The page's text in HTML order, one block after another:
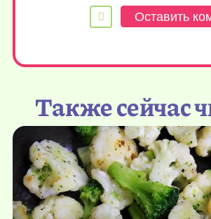
Также сейчас